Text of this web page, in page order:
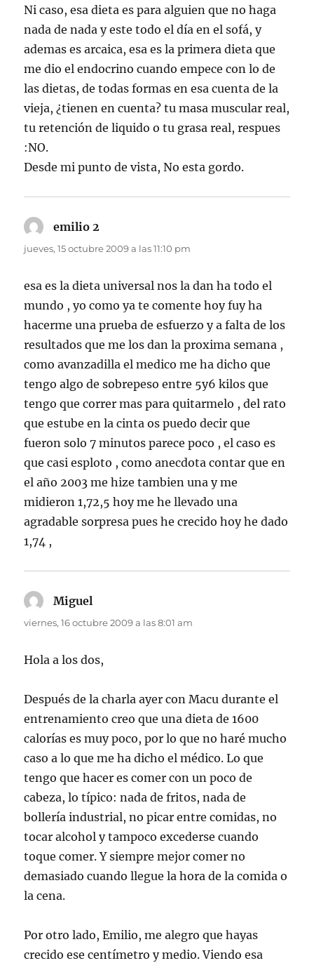
Ni caso, esa dieta es para alguien que no haga
nada de nada y este todo el día en el sofá, y
ademas es arcaica, esa es la primera dieta que
me dio el endocrino cuando empece con lo de
las dietas, de todas formas en esa cuenta de la
vieja, ¿tienen en cuenta? tu masa muscular real,
tu retención de liquido o tu grasa real, respues
:NO.
Desde mi punto de vista, No esta gordo.
emilio 2
jueves, 15 octubre 2009 a las 11:10 pm
esa es la dieta universal nos la dan ha todo el
mundo , yo como ya te comente hoy fuy ha
hacerme una prueba de esfuerzo y a falta de los
resultados que me los dan la proxima semana ,
como avanzadilla el medico me ha dicho que
tengo algo de sobrepeso entre 5y6 kilos que
tengo que correr mas para quitarmelo , del rato
que estube en la cinta os puedo decir que
fueron solo 7 minutos parece poco , el caso es
que casi esploto , como anecdota contar que en
el año 2003 me hize tambien una y me
midieron 1,72,5 hoy me he llevado una
agradable sorpresa pues he crecido hoy he dado
1,74 ,
Miguel
viernes, 16 octubre 2009 a las 8:01 am
Hola a los dos,
Después de la charla ayer con Macu durante el
entrenamiento creo que una dieta de 1600
calorías es muy poco, por lo que no haré mucho
caso a lo que me ha dicho el médico. Lo que
tengo que hacer es comer con un poco de
cabeza, lo típico: nada de fritos, nada de
bollería industrial, no picar entre comidas, no
tocar alcohol y tampoco excederse cuando
toque comer. Y siempre mejor comer no
demasiado cuando llegue la hora de la comida o
la cena.
Por otro lado, Emilio, me alegro que hayas
crecido ese centímetro y medio. Viendo esa